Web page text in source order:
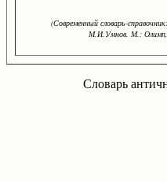
(Современный словарь-
М.И.Умнов. М.:
Словарь